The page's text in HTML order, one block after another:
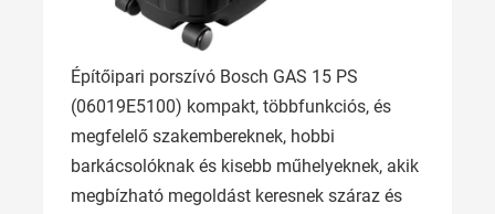
Építőipari porszívó Bosch GAS 15 PS
(06019E5100) kompakt, többfunkciós, és
megfelelő szakembereknek, hobbi
barkácsolóknak és kisebb műhelyeknek, akik
megbízható megoldást keresnek száraz és